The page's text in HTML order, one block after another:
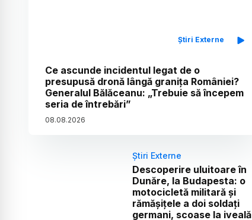
Știri Externe
Ce ascunde incidentul legat de o
presupusă dronă lângă granița României?
Generalul Bălăceanu: „Trebuie să începem
seria de întrebări”
08.08.2026
Știri Externe
Descoperire uluitoare în
Dunăre, la Budapesta: o
motocicletă militară și
rămășițele a doi soldați
germani, scoase la iveală